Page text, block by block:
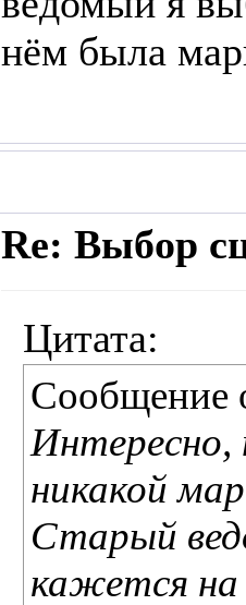
нём была
Re: Выбор
Цитата:
Сообщение
Интересно,
никакой
Старый
кажется